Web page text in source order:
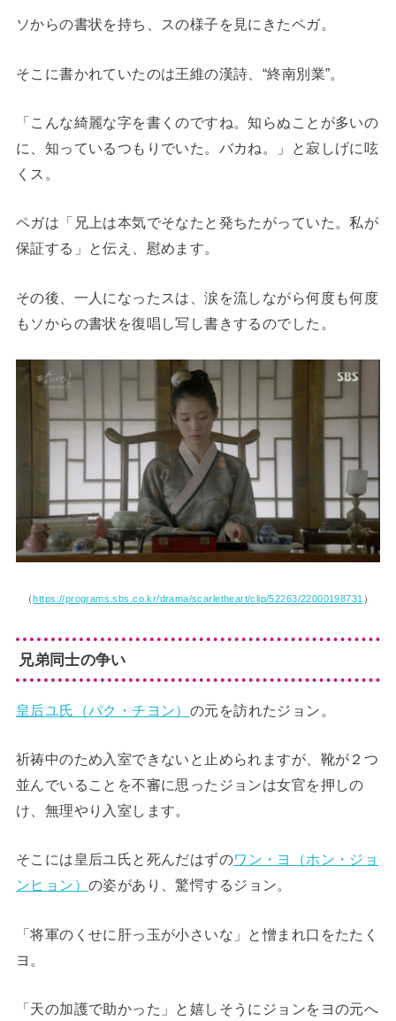
ソからの書状を持ち、スの様子を見にきたペガ。
そこに書かれていたのは王維の漢詩、“終南別業”。
「こんな綺麗な字を書くのですね。知らぬことが多いの
に、知っているつもりでいた。バカね。」と寂しげに呟
くス。
ペガは「兄上は本気でそなたと発ちたがっていた。私が
保証する」と伝え、慰めます。
その後、一人になったスは、涙を流しながら何度も何度
もソからの書状を復唱し写し書きするのでした。
（https://programs.sbs.co.kr/drama/scarletheart/clip/52263/22000198731 ）
兄弟同士の争い
皇后ユ氏（パク・チヨン） の元を訪れたジョン。
祈祷中のため入室できないと止められますが、靴が２つ
並んでいることを不審に思ったジョンは女官を押しの
け、無理やり入室します。
そこには皇后ユ氏と死んだはずのワン・ヨ（ホン・ジョ
ンヒョン） の姿があり、驚愕するジョン。
「将軍のくせに肝っ玉が小さいな」と憎まれ口をたたく
ヨ。
「天の加護で助かった」と嬉しそうにジョンをヨの元へ